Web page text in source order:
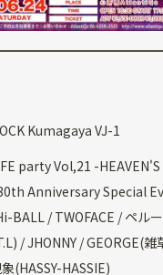
Kumagaya VJ-1
party Vol,21 -HEAVEN'S
30th Anniversary Special
BALL / TWOFACE / ペル
/ JHONNY / GEORGE(
(HASSY-HASSIE)